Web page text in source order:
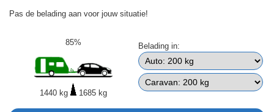
Pas de belading aan voor jouw situatie!
85%
1440 kg 1685 kg
Belading in: